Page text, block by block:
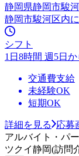
静岡県静岡市駿
静岡市駿河区内
シフト
1日8時間 週5日
交通費支給
未経験OK
短期OK
詳細を見る
応募
アルバイト・パ
ツクイ静岡(訪問